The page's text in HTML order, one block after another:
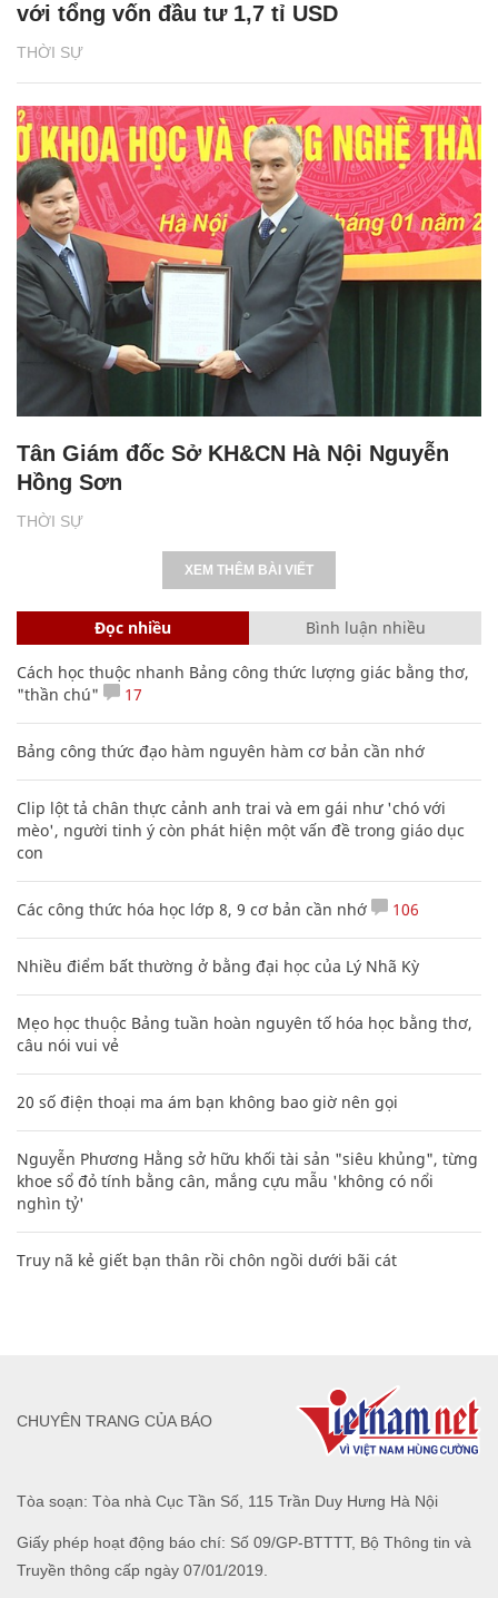
THỜI SỰ
với tổng vốn đầu tư 1,7 tỉ USD
THỜI SỰ
Tân Giám đốc Sở KH&CN Hà Nội Nguyễn
Hồng Sơn
XEM THÊM BÀI VIẾT
Đọc nhiều Bình luận nhiều
Cách học thuộc nhanh Bảng công thức lượng giác bằng thơ,
"thần chú"
17
Bảng công thức đạo hàm nguyên hàm cơ bản cần nhớ
Clip lột tả chân thực cảnh anh trai và em gái như 'chó với
mèo', người tinh ý còn phát hiện một vấn đề trong giáo dục
con
Các công thức hóa học lớp 8, 9 cơ bản cần nhớ 106
Nhiều điểm bất thường ở bằng đại học của Lý Nhã Kỳ
Mẹo học thuộc Bảng tuần hoàn nguyên tố hóa học bằng thơ,
câu nói vui vẻ
20 số điện thoại ma ám bạn không bao giờ nên gọi
Nguyễn Phương Hằng sở hữu khối tài sản "siêu khủng", từng
khoe sổ đỏ tính bằng cân, mắng cựu mẫu 'không có nổi
nghìn tỷ'
Truy nã kẻ giết bạn thân rồi chôn ngồi dưới bãi cát
Tòa soạn: Tòa nhà Cục Tần Số, 115 Trần Duy Hưng Hà Nội
Giấy phép hoạt động báo chí: Số 09/GP-BTTTT, Bộ Thông tin và
Truyền thông cấp ngày 07/01/2019.
CHUYÊN TRANG CỦA BÁO